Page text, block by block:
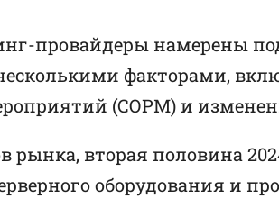
провайдеры намерены
факторами,
(СОРМ) и
рынка, вторая половина
оборудования и